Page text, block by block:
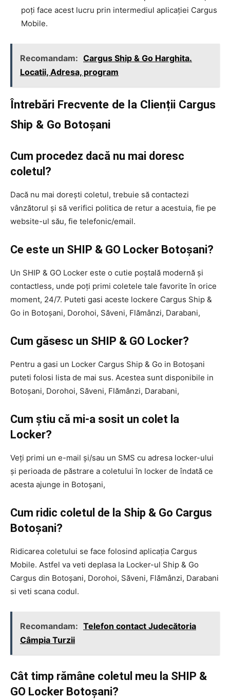
poți face acest lucru prin intermediul aplicației Cargus
Mobile.
Recomandam: Cargus Ship & Go Harghita.
Locatii, Adresa, program
Întrebări Frecvente de la Clienții Cargus
Ship & Go Botoșani
Cum procedez dacă nu mai doresc
coletul?
Dacă nu mai dorești coletul, trebuie să contactezi
vânzătorul și să verifici politica de retur a acestuia, fie pe
website-ul său, fie telefonic/email.
Ce este un SHIP & GO Locker Botoșani?
Un SHIP & GO Locker este o cutie poștală modernă și
contactless, unde poți primi coletele tale favorite în orice
moment, 24/7. Puteti gasi aceste lockere Cargus Ship &
Go in Botoșani, Dorohoi, Săveni, Flămânzi, Darabani,
Cum găsesc un SHIP & GO Locker?
Pentru a gasi un Locker Cargus Ship & Go in Botoșani
puteti folosi lista de mai sus. Acestea sunt disponibile in
Botoșani, Dorohoi, Săveni, Flămânzi, Darabani,
Cum știu că mi-a sosit un colet la
Locker?
Veți primi un e-mail și/sau un SMS cu adresa locker-ului
și perioada de păstrare a coletului în locker de îndată ce
acesta ajunge in Botoșani,
Cum ridic coletul de la Ship & Go Cargus
Botoșani?
Ridicarea coletului se face folosind aplicația Cargus
Mobile. Astfel va veti deplasa la Locker-ul Ship & Go
Cargus din Botoșani, Dorohoi, Săveni, Flămânzi, Darabani
si veti scana codul.
Recomandam: Telefon contact Judecătoria
Câmpia Turzii
Cât timp rămâne coletul meu la SHIP &
GO Locker Botoșani?